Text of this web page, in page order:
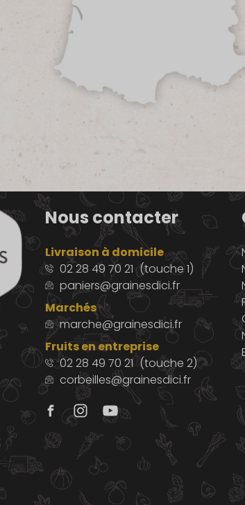
Nous contacter
Livraison à domicile
02 28 49 70 21 (touche 1)
paniers@grainesdici.fr
Marchés
marche@grainesdici.fr
Fruits en entreprise
02 28 49 70 21 (touche 2)
corbeilles@grainesdici.fr